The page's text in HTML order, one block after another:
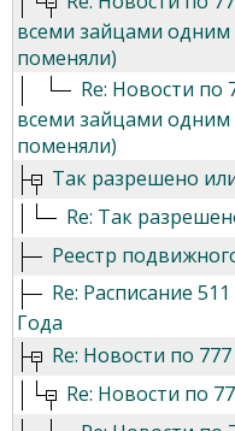
всеми зайцами
поменяли)
Re: Новости по
всеми зайцами
поменяли)
Так разрешено
Re: Так
Реестр
Re: Расписание
Года
Re: Новости по
Re: Новости по